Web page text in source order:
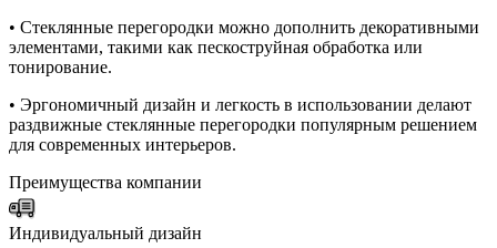
• Стеклянные перегородки можно дополнить декоративными
элементами, такими как пескоструйная обработка или
тонирование.
• Эргономичный дизайн и легкость в использовании делают
раздвижные стеклянные перегородки популярным решением
для современных интерьеров.
Преимущества компании
Индивидуальный дизайн